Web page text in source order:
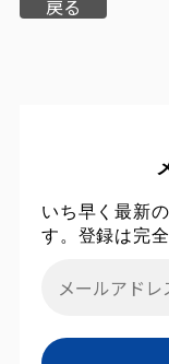
戻る
いち早く最新
す。登録は完